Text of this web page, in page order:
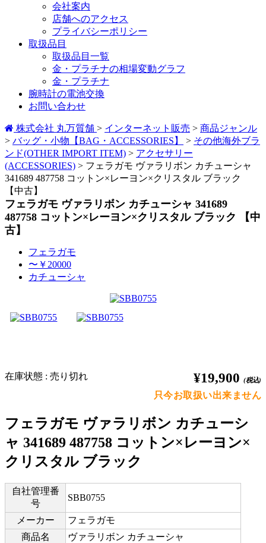
会社案内
店舗へのアクセス
プライバシーポリシー
取扱品目
取扱品目一覧
金・プラチナの相場変動グラフ
金・プラチナ
腕時計の電池交換
お問い合わせ
株式会社 丸万質舗 > インターネット販売 > 商品ジャンル
> バッグ・小物【BAG・ACCESSORIES】 > その他海外ブラ
ンド(OTHER IMPORT ITEM) > アクセサリー
(ACCESSORIES) > フェラガモ ヴァラリボン カチューシャ
341689 487758 コットン×レーヨン×クリスタル ブラック
【中古】
フェラガモ ヴァラリボン カチューシャ 341689
487758 コットン×レーヨン×クリスタル ブラック 【中
古】
フェラガモ
〜￥20000
カチューシャ
在庫状態 : 売り切れ ¥19,900 (税込)
只今お取扱い出来ません
フェラガモ ヴァラリボン カチューシ
ャ 341689 487758 コットン×レーヨン×
クリスタル ブラック
自社管理番
号
SBB0755
メーカー
フェラガモ
商品名
ヴァラリボン カチューシャ